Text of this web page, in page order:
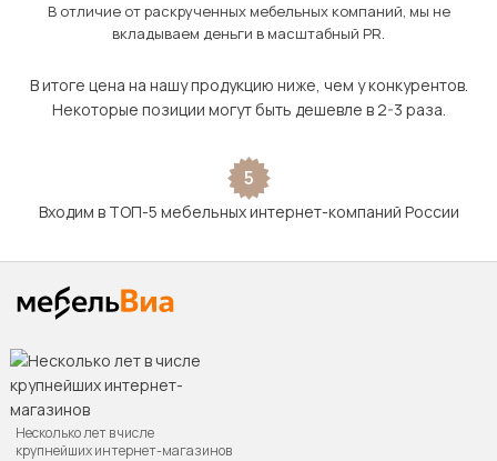
В отличие от раскрученных мебельных компаний, мы не
вкладываем деньги в масштабный PR.
В итоге цена на нашу продукцию ниже, чем у конкурентов.
Некоторые позиции могут быть дешевле в 2-3 раза.
5
Входим в ТОП-5 мебельных интернет-компаний России
Несколько лет в числе
крупнейших интернет-магазинов